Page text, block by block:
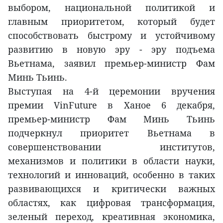
выбором, национальной политикой и
главным приоритетом, который будет
способствовать быстрому и устойчивому
развитию в новую эру - эру подъема
Вьетнама, заявил премьер-министр Фам
Минь Тьинь.
Выступая на 4-й церемонии вручения
премии VinFuture в Ханое 6 декабря,
премьер-министр Фам Минь Тьинь
подчеркнул приоритет Вьетнама в
совершенствовании институтов,
механизмов и политики в области науки,
технологий и инноваций, особенно в таких
развивающихся и критически важных
областях, как цифровая трансформация,
зеленый переход, креативная экономика,